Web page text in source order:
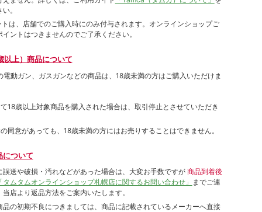
。
は、店舗でのご購⼊時にのみ付与されます。オンラインショップご
ントはつきませんのでご了承ください。
以上）商品について
電動ガン、ガスガンなどの商品は、18歳未満の方はご購入いただけま
18歳以上対象商品を購入された場合は、取引停止とさせていただき
同意があっても、18歳未満の方にはお売りすることはできません。
について
誤送や破損・汚れなどがあった場合は、大変お手数ですが 商品到着後
タムタムオンラインショップ札幌店に関するお問い合わせ」 までご連
店より返品方法をご案内いたします。
品の初期不良につきましては、商品に記載されているメーカーへ直接